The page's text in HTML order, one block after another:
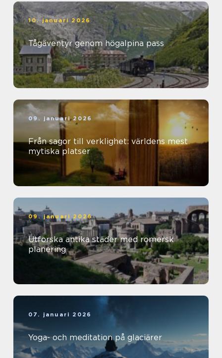
10. januari 2026
Tågäventyr genom högalpina pass
09. januari 2026
Från sagor till verklighet: världens mest
mytiska platser
09. januari 2026
Utforska antika städer med romersk
planering
07. januari 2026
Yoga- och meditation på glaciärer